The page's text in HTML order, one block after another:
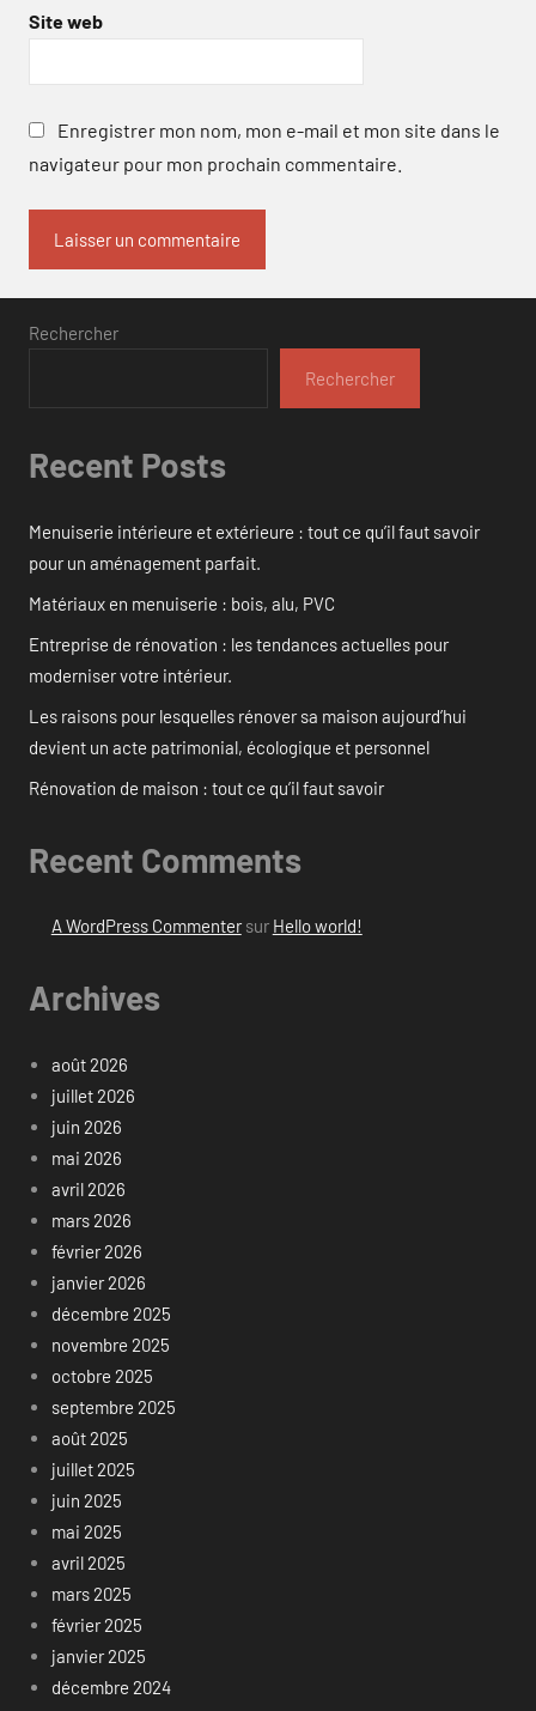
Site web
Enregistrer mon nom, mon e-mail et mon site dans le
navigateur pour mon prochain commentaire.
Rechercher
Rechercher
Recent Posts
Menuiserie intérieure et extérieure : tout ce qu’il faut savoir
pour un aménagement parfait.
Matériaux en menuiserie : bois, alu, PVC
Entreprise de rénovation : les tendances actuelles pour
moderniser votre intérieur.
Les raisons pour lesquelles rénover sa maison aujourd’hui
devient un acte patrimonial, écologique et personnel
Rénovation de maison : tout ce qu’il faut savoir
Recent Comments
A WordPress Commentersur Hello world!
Archives
août 2026
juillet 2026
juin 2026
mai 2026
avril 2026
mars 2026
février 2026
janvier 2026
décembre 2025
novembre 2025
octobre 2025
septembre 2025
août 2025
juillet 2025
juin 2025
mai 2025
avril 2025
mars 2025
février 2025
janvier 2025
décembre 2024